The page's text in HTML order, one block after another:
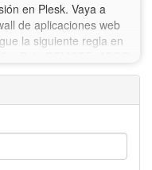
en Plesk. Vaya a
de aplicaciones web
la siguiente regla en